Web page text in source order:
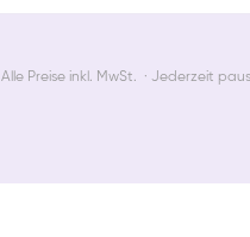
Alle Preise inkl. MwSt. · Jederzeit